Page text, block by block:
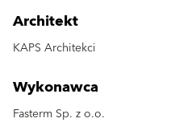
Architekt
KAPS Architekci
Wykonawca
Fasterm Sp. z o.o.